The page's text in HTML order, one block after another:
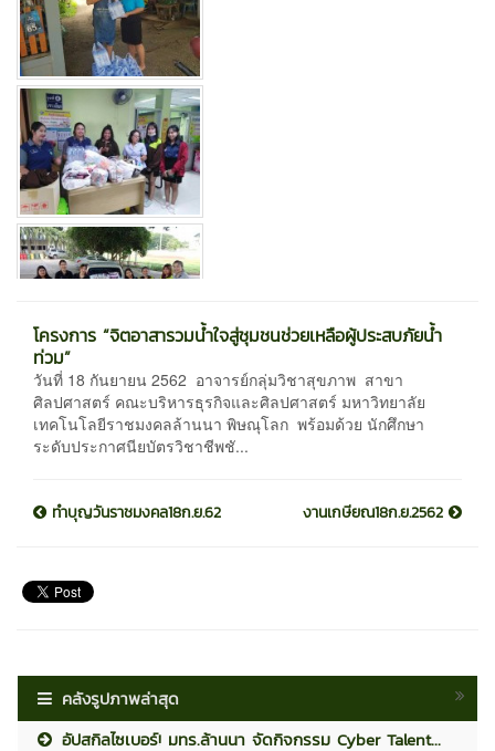
โครงการ “จิตอาสารวมน้ำใจสู่ชุมชนช่วยเหลือผู้ประสบภัยน้ำ
ท่วม”
วันที่ 18 กันยายน 2562 อาจารย์กลุ่มวิชาสุขภาพ สาขา
ศิลปศาสตร์ คณะบริหารธุรกิจและศิลปศาสตร์ มหาวิทยาลัย
เทคโนโลยีราชมงคลล้านนา พิษณุโลก พร้อมด้วย นักศึกษา
ระดับประกาศนียบัตรวิชาชีพชั...
ทำบุญวันราชมงคล18ก.ย.62 งานเกษียณ18ก.ย.2562
คลังรูปภาพล่าสุด
อัปสกิลไซเบอร์! มทร.ล้านนา จัดกิจกรรม Cyber Talent...